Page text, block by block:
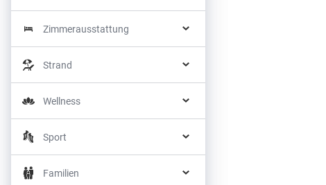
Zimmerausstattung
Strand
Wellness
Sport
Familien